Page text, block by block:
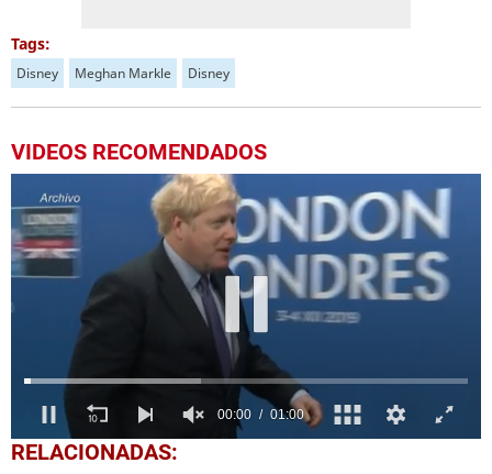
Tags:
Disney Meghan Markle Disney
VIDEOS RECOMENDADOS
0
seconds
RELACIONADAS: